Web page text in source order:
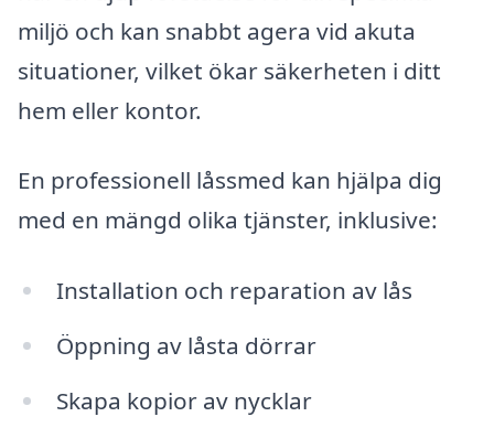
miljö och kan snabbt agera vid akuta
situationer, vilket ökar säkerheten i ditt
hem eller kontor.
En professionell låssmed kan hjälpa dig
med en mängd olika tjänster, inklusive:
Installation och reparation av lås
Öppning av låsta dörrar
Skapa kopior av nycklar